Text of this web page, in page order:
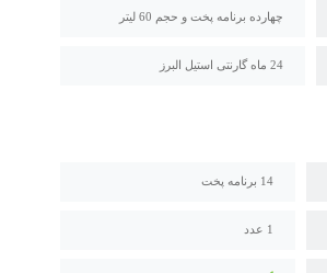
چهارده برنامه پخت و حجم 60 لیتر
24 ماه گارنتی استیل البرز
14 برنامه پخت
1 عدد